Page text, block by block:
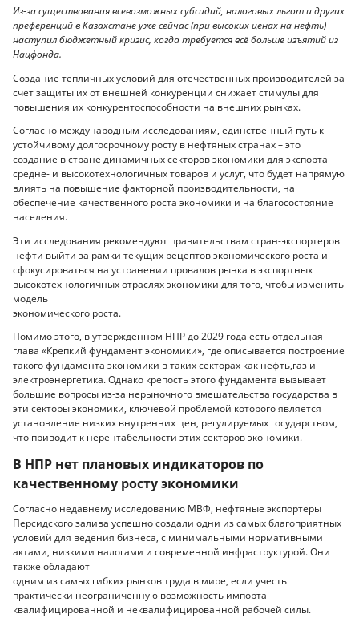
Из-за существования всевозможных субсидий, налоговых льгот и других
преференций в Казахстане уже сейчас (при высоких ценах на нефть)
наступил бюджетный кризис, когда требуется всё больше изъятий из
Нацфонда.
Создание тепличных условий для отечественных производителей за
счет защиты их от внешней конкуренции снижает стимулы для
повышения их конкурентоспособности на внешних рынках.
Согласно международным исследованиям, единственный путь к
устойчивому долгосрочному росту в нефтяных странах – это
создание в стране динамичных секторов экономики для экспорта
средне- и высокотехнологичных товаров и услуг, что будет напрямую
влиять на повышение факторной производительности, на
обеспечение качественного роста экономики и на благосостояние
населения.
Эти исследования рекомендуют правительствам стран-экспортеров
нефти выйти за рамки текущих рецептов экономического роста и
сфокусироваться на устранении провалов рынка в экспортных
высокотехнологичных отраслях экономики для того, чтобы изменить
модель
экономического роста.
Помимо этого, в утвержденном НПР до 2029 года есть отдельная
глава «Крепкий фундамент экономики», где описывается построение
такого фундамента экономики в таких секторах как нефть,газ и
электроэнергетика. Однако крепость этого фундамента вызывает
большие вопросы из-за нерыночного вмешательства государства в
эти секторы экономики, ключевой проблемой которого является
установление низких внутренних цен, регулируемых государством,
что приводит к нерентабельности этих секторов экономики.
В НПР нет плановых индикаторов по
качественному росту экономики
Согласно недавнему исследованию МВФ, нефтяные экспортеры
Персидского залива успешно создали одни из самых благоприятных
условий для ведения бизнеса, с минимальными нормативными
актами, низкими налогами и современной инфраструктурой. Они
также обладают
одним из самых гибких рынков труда в мире, если учесть
практически неограниченную возможность импорта
квалифицированной и неквалифицированной рабочей силы.